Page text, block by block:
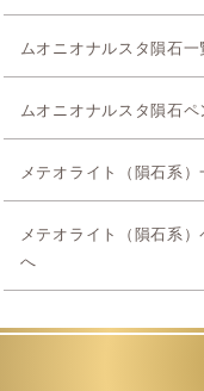
ムオニオナルスタ隕石一
ムオニオナルスタ隕石
メテオライト（隕石系）
メテオライト（隕石系
へ